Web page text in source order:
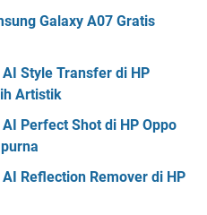
Galaxy A07 Gratis
Style Transfer di HP
Artistik
Perfect Shot di HP Oppo
Reflection Remover di HP